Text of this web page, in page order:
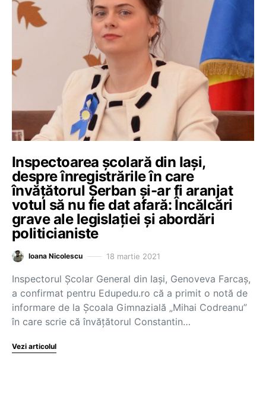
Inspectoarea școlară din Iași,
despre înregistrările în care
învățătorul Șerban și-ar fi aranjat
votul să nu fie dat afară: Încălcări
grave ale legislației și abordări
politicianiste
Ioana Nicolescu 18 martie 2021
Inspectorul Școlar General din Iași, Genoveva Farcaș,
a confirmat pentru Edupedu.ro că a primit o notă de
informare de la Școala Gimnazială „Mihai Codreanu”
în care scrie că învățătorul Constantin…
Vezi articolul